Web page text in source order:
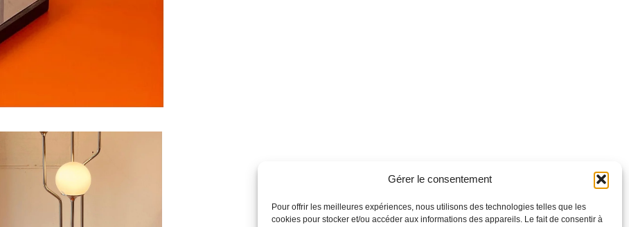
Gérer le consentement
Pour offrir les meilleures expériences, nous utilisons des technologies telles que les
cookies pour stocker et/ou accéder aux informations des appareils. Le fait de consentir à